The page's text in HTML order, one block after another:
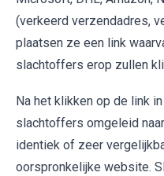
(verkeerd verzendadres,
plaatsen ze een link
slachtoffers erop zullen
Na het klikken op de link
slachtoffers omgeleid
identiek of zeer
oorspronkelijke website.